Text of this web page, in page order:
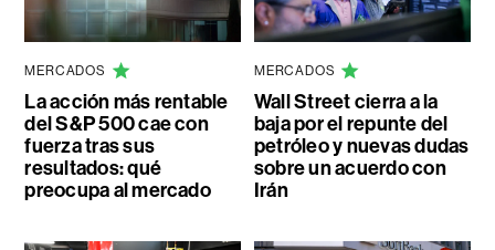
MERCADOS
La acción más rentable
del S&P 500 cae con
fuerza tras sus
resultados: qué
preocupa al mercado
MERCADOS
Wall Street cierra a la
baja por el repunte del
petróleo y nuevas dudas
sobre un acuerdo con
Irán